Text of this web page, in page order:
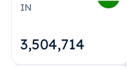
IN
3,504,715